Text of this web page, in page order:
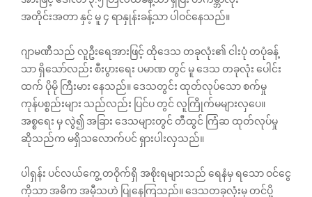
အတိုင်းအတာ နှင့် မူ ၄ ရာနှုန်းခန့်သာ ပါဝင်နေသည်။
ဂျာမဏီသည် လူဦးရေအားဖြင့် ထို‌ဒေသ တခုလုံး၏ ငါးပုံ တပုံခန့်
သာ ရှိသော်လည်း စီးပွားရေး ပမာဏ တွင် မူ ဒေသ တခုလုံး ပေါင်း
ထက် ပိုမို ကြီးမား နေသည်။ ‌ဒေသတွင်း ထုတ်လုပ်သော စက်မှု
ကုန်ပစ္စည်းများ သည်လည်း ပြင်ပ တွင် လူကြိုက်မများလှ‌ပေ။
အစ္စရေး မှ လွဲ၍ အခြား ဒေသများတွင် တီထွင် ကြံဆ ထုတ်လုပ်မှု
ဆိုသည်က မရှိသလောက်ပင် ရှားပါးလှသည်။
ပါရှန်း ပင်လယ်ကွေ့ တဝိုက်ရှိ အစိုးရများသည် ရေနံမှ ရသော ဝင်ငွေ
ကိုသာ အဓိက အမှီသဟဲ ပြုနေကြသည်။ ဒေသတခုလုံးမှ တင်ပို့